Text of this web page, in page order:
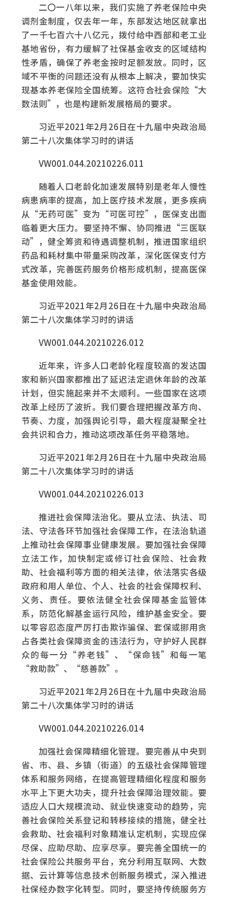
二〇一八年以来，我们实施了养老保险中央
调剂金制度，仅去年一年，东部发达地区就拿出
了一千七百六十八亿元，拨付给中西部和老工业
基地省份，有力缓解了社保基金收支的区域结构
性矛盾，确保了养老金按时足额发放。同时，区
域不平衡的问题还没有从根本上解决，要加快实
现基本养老保险全国统筹。这符合社会保险“大
数法则”，也是构建新发展格局的要求。
习近平2021年2月26日在十九届中央政治局
第二十八次集体学习时的讲话
VW001.044.20210226.011
随着人口老龄化加速发展特别是老年人慢性
病患病率的提高，加上医疗技术发展，更多疾病
从“无药可医”变为“可医可控”，医保支出面
临着更大压力。要坚持不懈、协同推进“三医联
动”，健全筹资和待遇调整机制，推进国家组织
药品和耗材集中带量采购改革，深化医保支付方
式改革，完善医药服务价格形成机制，提高医保
基金使用效能。
习近平2021年2月26日在十九届中央政治局
第二十八次集体学习时的讲话
VW001.044.20210226.012
近年来，许多人口老龄化程度较高的发达国
家和新兴国家都推出了延迟法定退休年龄的改革
计划，但实施起来并不太顺利。一些国家在这项
改革上经历了波折。我们要合理把握改革方向、
节奏、力度，加强舆论引导，最大程度凝聚全社
会共识和合力，推动这项改革任务平稳落地。
习近平2021年2月26日在十九届中央政治局
第二十八次集体学习时的讲话
VW001.044.20210226.013
推进社会保障法治化。要从立法、执法、司
法、守法各环节加强社会保障工作，在法治轨道
上推动社会保障事业健康发展。要加强社会保障
立法工作，加快制定或修订社会保险、社会救
助、社会福利等方面的相关法律，依法落实各级
政府和用人单位、个人、社会的社会保障权利、
义务、责任。要依法健全社会保障基金监管体
系，防范化解基金运行风险，维护基金安全。要
以零容忍态度严厉打击欺诈骗保、套保或挪用贪
占各类社会保障资金的违法行为，守护好人民群
众的每一分“养老钱”、“保命钱”和每一笔
“救助款”、“慈善款”。
习近平2021年2月26日在十九届中央政治局
第二十八次集体学习时的讲话
VW001.044.20210226.014
加强社会保障精细化管理。要完善从中央到
省、市、县、乡镇（街道）的五级社会保障管理
体系和服务网络，在提高管理精细化程度和服务
水平上下更大功夫，提升社会保障治理效能。要
适应人口大规模流动、就业快速变动的趋势，完
善社会保险关系登记和转移接续的措施，健全社
会救助、社会福利对象精准认定机制，实现应保
尽保、应助尽助、应享尽享。要完善全国统一的
社会保险公共服务平台，充分利用互联网、大数
据、云计算等信息技术创新服务模式，深入推进
社保经办数字化转型。同时，要坚持传统服务方